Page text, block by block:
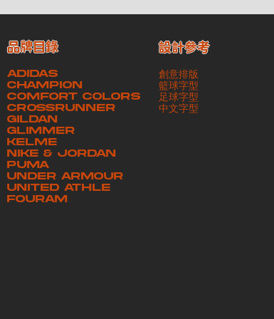
ADIDAS
CHAMPION
COMFORT COLORS
CROSSRUNNER
GILDAN
GLIMMER
KELME
NIKE & JORDAN
PUMA
UNDER ARMOUR
UNITED ATHLE
FOURAM
品牌目錄
創意排版
籃球字型
足球字型
​中文字型
設計參考